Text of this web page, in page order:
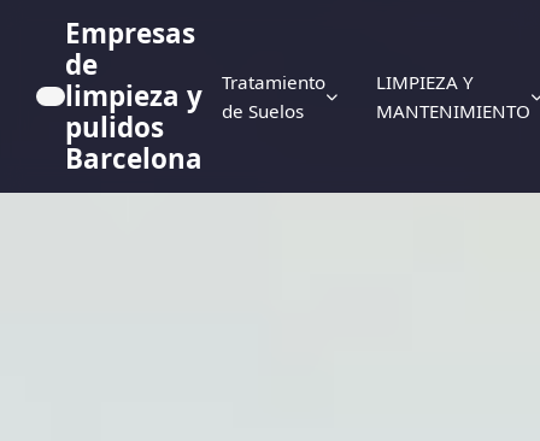
Empresas
de
limpieza y
pulidos
Barcelona
Tratamiento
de Suelos
LIMPIEZA Y
MANTENIMIENTO